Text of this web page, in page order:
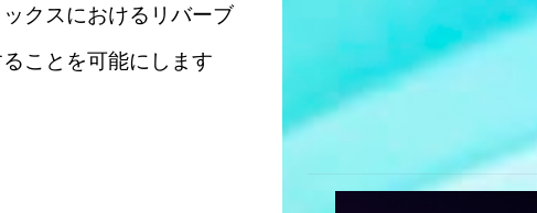
クスにおけるリバーブ
ことを可能にします